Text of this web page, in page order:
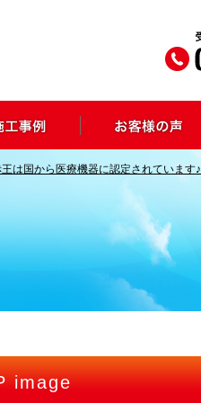
は国から医療機器に認定されています♪
image